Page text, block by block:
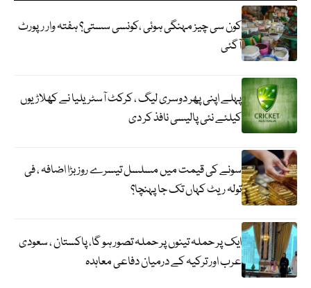
کون سی چیز مہنگی ہوئی ،کونسی سستی؟ ہفتہ وار رپورٹ
آگئی
پہلے اپنی پھر دوسری لیگ ، کرکٹ آسٹریلیا نے کھلاڑیوں
کیلئے نئی پالیسی نافذ کر دی
سونے کی قیمت میں مسلسل تیسرے روز بڑا اضافہ ، فی
تولہ ریٹ کہاں تک جا پہنچا؟
ایک پر حملہ تینوں پر حملہ تصور ہو گا، پاکستان ، سعودی
عرب اور ترکیہ کے درمیان دفاعی معاہدہ